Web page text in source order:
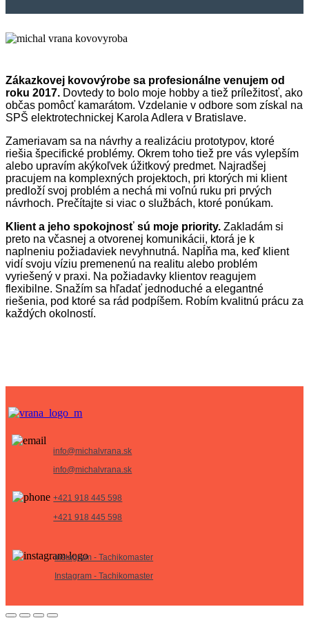
Zákazkovej kovovýrobe sa profesionálne venujem od
roku 2017. Dovtedy to bolo moje hobby a tiež príležitosť, ako
občas pomôcť kamarátom. Vzdelanie v odbore som získal na
SPŠ elektrotechnickej Karola Adlera v Bratislave.
Zameriavam sa na návrhy a realizáciu prototypov, ktoré
riešia špecifické problémy. Okrem toho tiež pre vás vylepším
alebo upravím akýkoľvek úžitkový predmet. Najradšej
pracujem na komplexných projektoch, pri ktorých mi klient
predloží svoj problém a nechá mi voľnú ruku pri prvých
návrhoch. Prečítajte si viac o službách, ktoré ponúkam.
Klient a jeho spokojnosť sú moje priority. Zakladám si
preto na včasnej a otvorenej komunikácii, ktorá je k
naplneniu požiadaviek nevyhnutná. Napĺňa ma, keď klient
vidí svoju víziu premenenú na realitu alebo problém
vyriešený v praxi. Na požiadavky klientov reagujem
flexibilne. Snažím sa hľadať jednoduché a elegantné
riešenia, pod ktoré sa rád podpíšem. Robím kvalitnú prácu za
každých okolností.
info@michalvrana.sk
info@michalvrana.sk
+421 918 445 598
+421 918 445 598
Instagram - Tachikomaster
Instagram - Tachikomaster